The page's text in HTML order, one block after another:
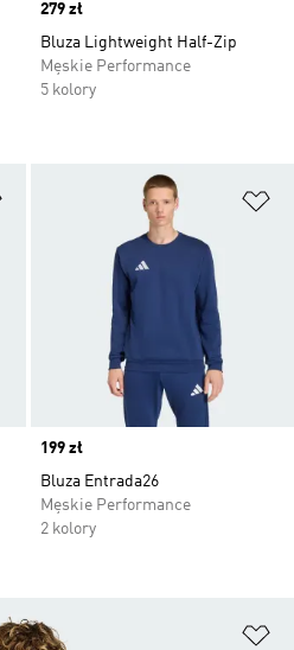
Price
279 zł
Bluza Lightweight Half-Zip
Męskie Performance
5 kolory
Dodaj do listy życzeń
Price
199 zł
Bluza Entrada26
Męskie Performance
2 kolory